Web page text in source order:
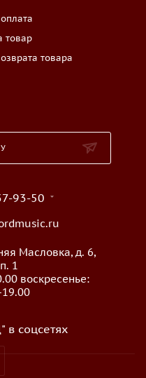
товар
товара
93-50
Масловка, д. 6,
1
воскресенье:
соцсетях